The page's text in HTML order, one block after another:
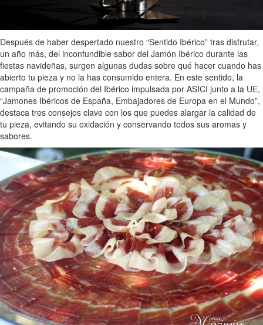
Después de haber despertado nuestro “Sentido Ibérico” tras disfrutar,
un año más, del inconfundible sabor del Jamón Ibérico durante las
fiestas navideñas, surgen algunas dudas sobre qué hacer cuando has
abierto tu pieza y no la has consumido entera. En este sentido, la
campaña de promoción del Ibérico impulsada por ASICI junto a la UE,
“Jamones Ibéricos de España, Embajadores de Europa en el Mundo”,
destaca tres consejos clave con los que puedes alargar la calidad de
tu pieza, evitando su oxidación y conservando todos sus aromas y
sabores.